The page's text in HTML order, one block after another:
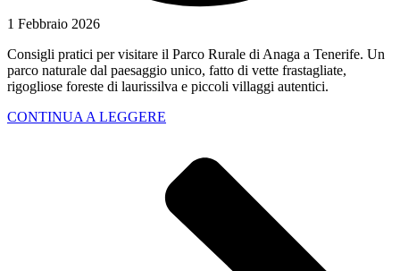
1 Febbraio 2026
Consigli pratici per visitare il Parco Rurale di Anaga a Tenerife. Un
parco naturale dal paesaggio unico, fatto di vette frastagliate,
rigogliose foreste di laurissilva e piccoli villaggi autentici.
CONTINUA A LEGGERE